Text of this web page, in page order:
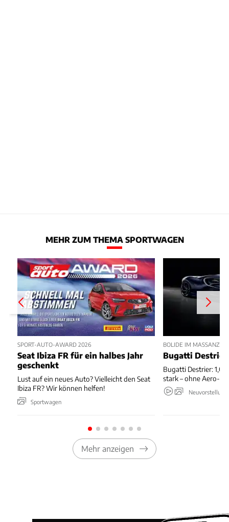
MEHR ZUM THEMA SPORTWAGEN
SPORT-AUTO-AWARD 2026
Seat Ibiza FR für ein halbes Jahr
geschenkt
Lust auf ein neues Auto? Vielleicht den Seat
Ibiza FR? Wir können helfen!
Sportwagen
BOLIDE IM MASSANZUG
Bugatti
Bugatti Destrier: 1,00
stark – ohne Aero-
Mehr anzeigen